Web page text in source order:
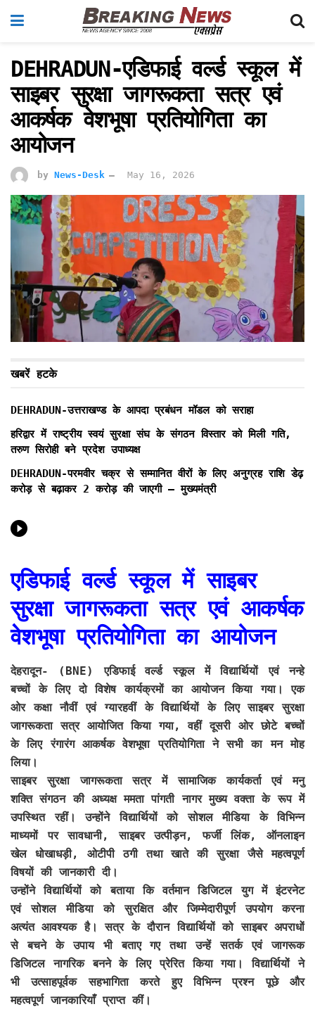
DEHRADUN-एडिफाई वर्ल्ड स्कूल में
साइबर सुरक्षा जागरूकता सत्र एवं
आकर्षक वेशभूषा प्रतियोगिता का
आयोजन
by News-Desk May 16, 2026
खबरें हटके
DEHRADUN-उत्तराखण्ड के आपदा प्रबंधन मॉडल को सराहा
हरिद्वार में राष्ट्रीय स्वयं सुरक्षा संघ के संगठन विस्तार को मिली गति,
तरुण सिरोही बने प्रदेश उपाध्यक्ष
DEHRADUN-परमवीर चक्र से सम्मानित वीरों के लिए अनुग्रह राशि डेढ़
करोड़ से बढ़ाकर 2 करोड़ की जाएगी – मुख्यमंत्री
एडिफाई वर्ल्ड स्कूल में साइबर
सुरक्षा जागरूकता सत्र एवं आकर्षक
वेशभूषा प्रतियोगिता का आयोजन
देहरादून- (BNE)
एडिफाई वर्ल्ड स्कूल में विद्यार्थियों एवं नन्हे
बच्चों के लिए दो विशेष कार्यक्रमों का आयोजन किया गया। एक
ओर कक्षा नौवीं एवं ग्यारहवीं के विद्यार्थियों के लिए साइबर सुरक्षा
जागरूकता सत्र आयोजित किया गया, वहीं दूसरी ओर छोटे बच्चों
के लिए रंगारंग आकर्षक वेशभूषा प्रतियोगिता ने सभी का मन मोह
लिया।
साइबर सुरक्षा जागरूकता सत्र में सामाजिक कार्यकर्ता एवं मनु
शक्ति संगठन की अध्यक्ष ममता पांगती नागर मुख्य वक्ता के रूप में
उपस्थित रहीं। उन्होंने विद्यार्थियों को सोशल मीडिया के विभिन्न
माध्यमों पर सावधानी, साइबर उत्पीड़न, फर्जी लिंक, ऑनलाइन
खेल धोखाधड़ी, ओटीपी ठगी तथा खाते की सुरक्षा जैसे महत्वपूर्ण
विषयों की जानकारी दी।
उन्होंने विद्यार्थियों को बताया कि वर्तमान डिजिटल युग में इंटरनेट
एवं सोशल मीडिया को सुरक्षित और जिम्मेदारीपूर्ण उपयोग करना
अत्यंत आवश्यक है। सत्र के दौरान विद्यार्थियों को साइबर अपराधों
से बचने के उपाय भी बताए गए तथा उन्हें सतर्क एवं जागरूक
डिजिटल नागरिक बनने के लिए प्रेरित किया गया। विद्यार्थियों ने
भी उत्साहपूर्वक सहभागिता करते हुए विभिन्न प्रश्न पूछे और
महत्वपूर्ण जानकारियाँ प्राप्त कीं।